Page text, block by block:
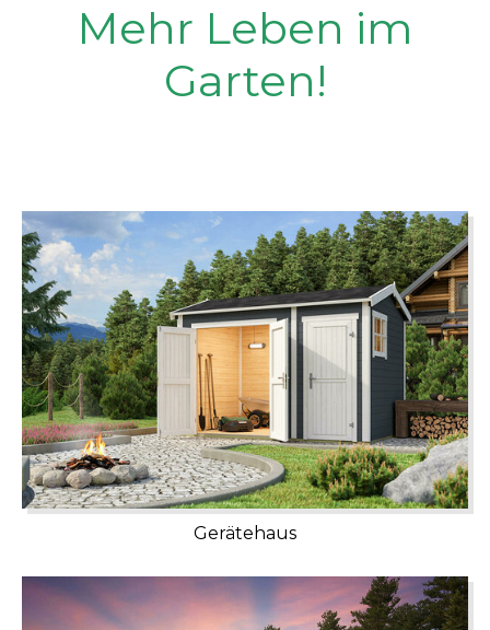
Mehr Leben im
Garten!
Gerätehaus